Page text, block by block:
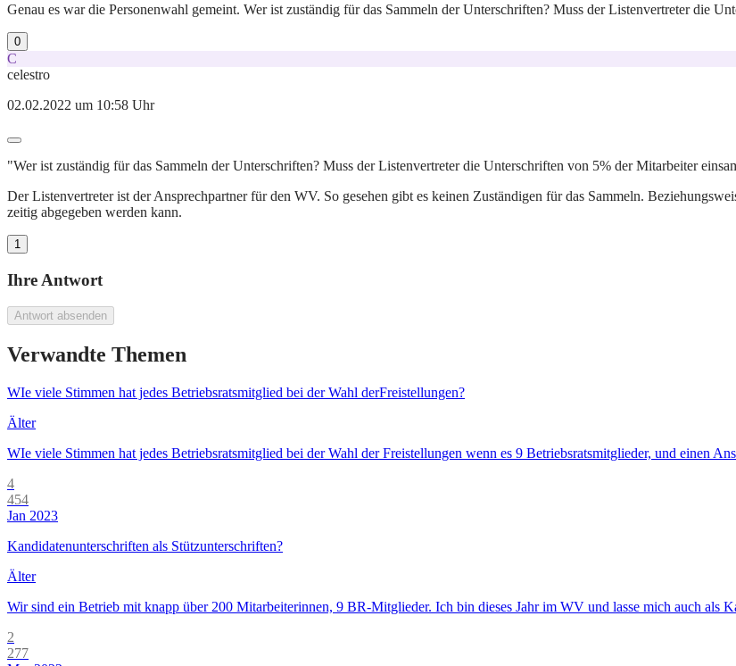
Genau es war die Personenwahl gemeint. Wer ist zuständig für das Sammeln der Unterschriften? Muss der Listenvertreter die
0
C
celestro
02.02.2022 um 10:58 Uhr
"Wer ist zuständig für das Sammeln der Unterschriften? Muss der Listenvertreter die Unterschriften von 5% der Mitarbeiter
Der Listenvertreter ist der Ansprechpartner für den WV. So gesehen gibt es keinen Zuständigen für das Sammeln.
zeitig abgegeben werden kann.
1
Ihre Antwort
Antwort absenden
Verwandte Themen
WIe viele Stimmen hat jedes Betriebsratsmitglied bei der Wahl derFreistellungen?
Älter
WIe viele Stimmen hat jedes Betriebsratsmitglied bei der Wahl der Freistellungen wenn es 9 Betriebsratsmitglieder, und einen
4
454
Jan 2023
Kandidatenunterschriften als Stützunterschriften?
Älter
Wir sind ein Betrieb mit knapp über 200 Mitarbeiterinnen, 9 BR-Mitglieder. Ich bin dieses Jahr im WV und lasse mich auch als
2
277